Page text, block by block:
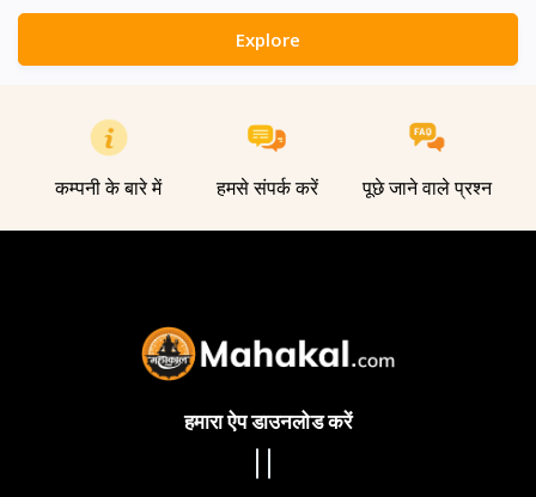
Explore
कम्पनी के बारे में हमसे संपर्क करें पूछे जाने वाले प्रश्न
हमारा ऐप डाउनलोड करें